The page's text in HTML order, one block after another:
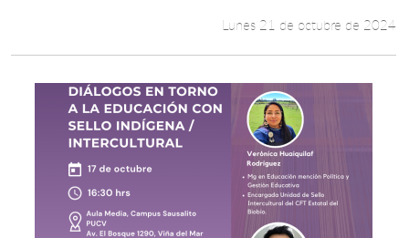
Lunes 21 de octubre de 2024